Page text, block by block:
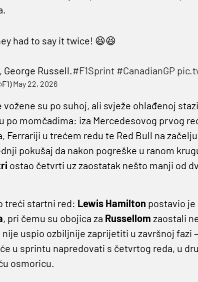
had to say it twice! 😆😆
George Russell.#F1Sprint #CanadianGP
May 22, 2026
su po suhoj, ali svježe ohlađenoj
po momčadima: iza Mercedesovog prvog
Ferrariji u trećem redu te Red Bull na
pokušaj da nakon pogreške u ranom
ostao četvrti uz zaostatak nešto manji od
treći startni red: Lewis Hamilton postavio
, pri čemu su obojica za Russellom zaostali
uspio ozbiljnije zaprijetiti u završnoj fazi –
u sprintu napredovati s četvrtog reda, u
osmoricu.